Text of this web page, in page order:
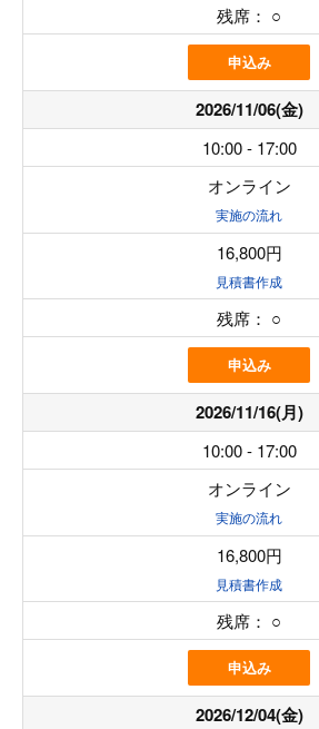
残席： ○
申込み
2026/11/06(金)
10:00 - 17:00
オンライン
実施の流れ
16,800円
見積書作成
残席： ○
申込み
2026/11/16(月)
10:00 - 17:00
オンライン
実施の流れ
16,800円
見積書作成
残席： ○
申込み
2026/12/04(金)